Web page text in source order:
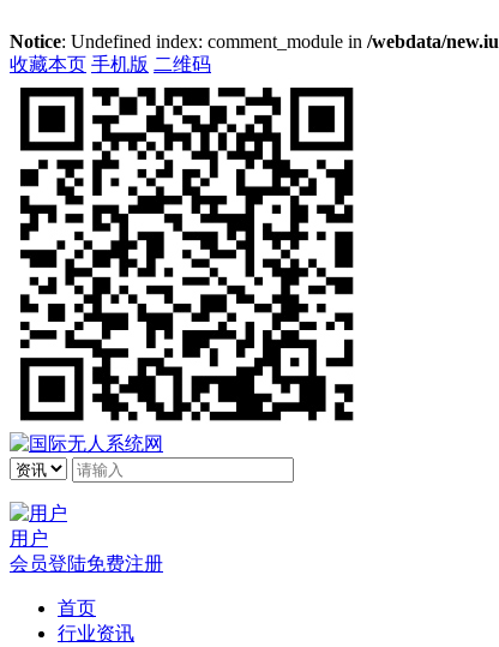
Notice: Undefined index: comment_module in /webdata/
收藏本页 手机版 二维码
用户
会员登陆免费注册
首页
行业资讯